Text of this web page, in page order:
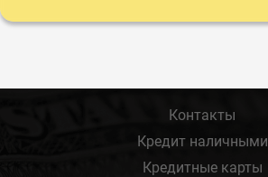
Контакты
Кредит наличными
Кредитные карты